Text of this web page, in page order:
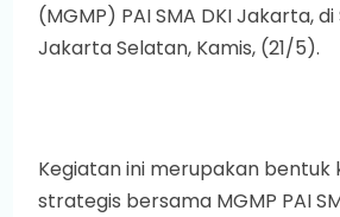
(MGMP) PAI SMA DKI Jakarta, di
Jakarta Selatan, Kamis, (21/5).
Kegiatan ini merupakan bentuk
strategis bersama MGMP PAI